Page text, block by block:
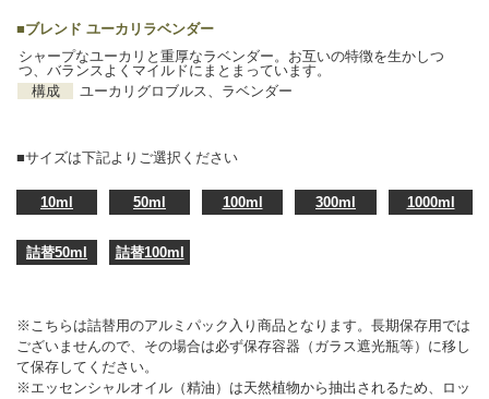
■ブレンド ユーカリラベンダー
シャープなユーカリと重厚なラベンダー。お互いの特徴を生かしつ
つ、バランスよくマイルドにまとまっています。
構成
ユーカリグロブルス、ラベンダー
■サイズは下記よりご選択ください
10ml 50ml 100ml 300ml 1000ml
詰替50ml 詰替100ml
※こちらは詰替用のアルミパック入り商品となります。長期保存用では
ございませんので、その場合は必ず保存容器（ガラス遮光瓶等）に移し
て保存してください。
※エッセンシャルオイル（精油）は天然植物から抽出されるため、ロッ